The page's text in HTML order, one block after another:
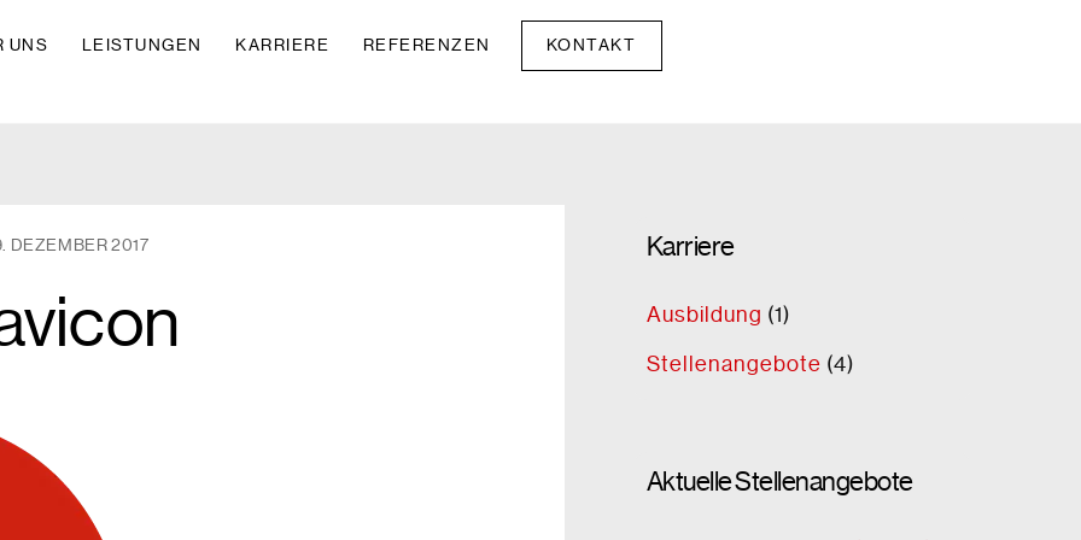
UNS LEISTUNGEN KARRIERE REFERENZEN KONTAKT
DEZEMBER 2017 Karriere
Ausbildung (1)
Stellenangebote (4)
Aktuelle Stellenangebote